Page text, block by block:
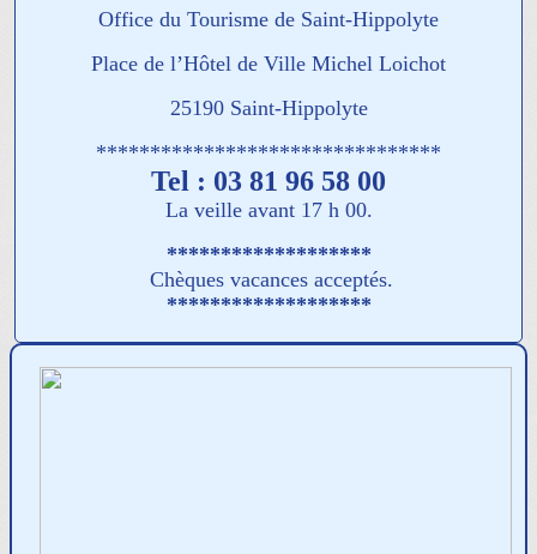
Office du Tourisme de Saint-Hippolyte
Place de l’Hôtel de Ville Michel Loichot
25190 Saint-Hippolyte
********************************
Tel : 03 81 96 58 00
La veille avant 17 h 00.
*******************
Chèques vacances acceptés.
*******************